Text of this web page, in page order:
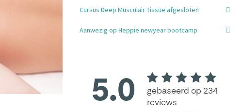
Cursus Deep Musculair Tissue afgesloten
Aanwezig op Heppie newyear bootcamp